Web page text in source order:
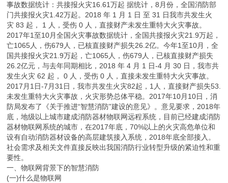
事故数据统计：共接报火灾16.61万起 据统计，8月份，全国消防部
门共接报火灾1.42万起。2018 年 1 月 1 日 至 31 日我市共发生火
灾 83 起， 1 人，受伤 0 人，直接财产未发生重特大火灾事故。
2017年1至10月全国火灾事故数据统计，全国共接报火灾21.9万起，
亡1065人，伤679人，已核直接财产损失26.2亿。今年1至10月，全
国共接报火灾21.9万起，亡1065人，伤679人，已核直接财产损失
26.2亿元，与去年同期相比，2018 年 4 月 1 日-4 月 30 日，我市共
发生火灾 62 起， 0 人，受伤 0 人，直接未发生重特大火灾事故。
2017月1日-7月31日，我市共发生火灾82起，1人，直接财产损失53.
未发生重特大火灾事故，火灾形势总体平稳。2017年10月10日，消
防局发布了《关于推进“智慧消防”建设的意见》。意见要求，2018年
底，地级以上城市建成消防器材物联网远程系统，目前已经建成消防
器材物联网系统的城市，在2017年底，70%以上的火灾高危单位和
设有自动消防器材设备的高层建筑接入系统，2018年底全部接入。
社会需求及相关文件直接反映出我国消防行业转型升级的紧迫性和重
要性。
一、物联网背景下的智慧消防
(一)什么是物联网